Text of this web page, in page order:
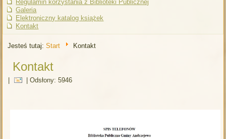
Regulamin korzystania z Biblioteki Publicznej
Galeria
Elektroniczny katalog książek
Kontakt
Jesteś tutaj:Start Kontakt
Kontakt
Odsłony: 5946